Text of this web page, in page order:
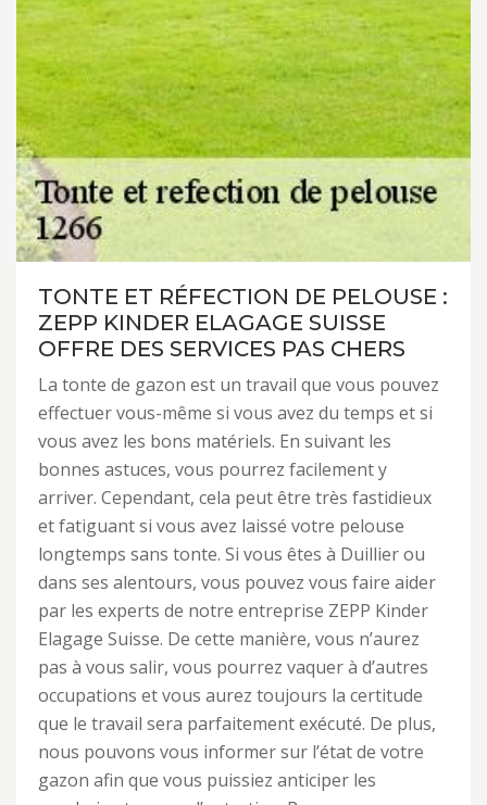
TONTE ET RÉFECTION DE PELOUSE :
ZEPP KINDER ELAGAGE SUISSE
OFFRE DES SERVICES PAS CHERS
La tonte de gazon est un travail que vous pouvez
effectuer vous-même si vous avez du temps et si
vous avez les bons matériels. En suivant les
bonnes astuces, vous pourrez facilement y
arriver. Cependant, cela peut être très fastidieux
et fatiguant si vous avez laissé votre pelouse
longtemps sans tonte. Si vous êtes à Duillier ou
dans ses alentours, vous pouvez vous faire aider
par les experts de notre entreprise ZEPP Kinder
Elagage Suisse. De cette manière, vous n’aurez
pas à vous salir, vous pourrez vaquer à d’autres
occupations et vous aurez toujours la certitude
que le travail sera parfaitement exécuté. De plus,
nous pouvons vous informer sur l’état de votre
gazon afin que vous puissiez anticiper les